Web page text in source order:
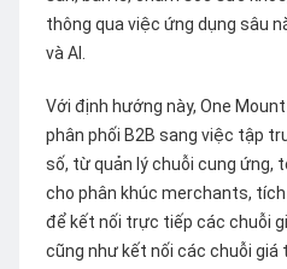
thông qua việc ứng dụng sâu
và AI.
Với định hướng này, One
phân phối B2B sang việc tập
số, từ quản lý chuỗi cung ứng,
cho phân khúc merchants,
để kết nối trực tiếp các chuỗi
cũng như kết nối các chuỗi